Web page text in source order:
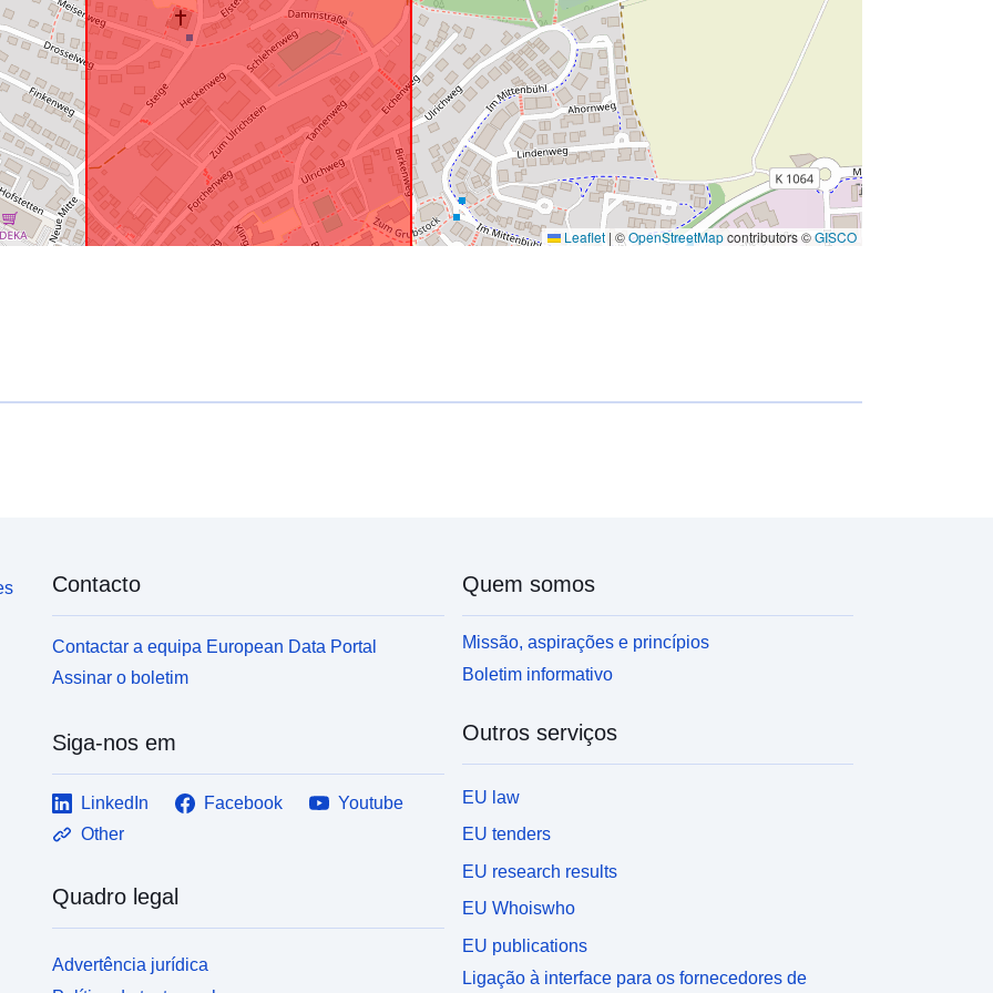
Leaflet | ©OpenStreetMapcontributors ©GISCO
Contacto
Contactar a equipa European Data Portal
Assinar o boletim
Siga-nos em
LinkedIn Facebook
Youtube
Other
Quadro legal
Advertência jurídica
Quem somos
Missão, aspirações e princípios
Boletim informativo
Outros serviços
EU law
EU tenders
EU research results
EU Whoiswho
EU publications
Ligação à interface para os fornecedores de